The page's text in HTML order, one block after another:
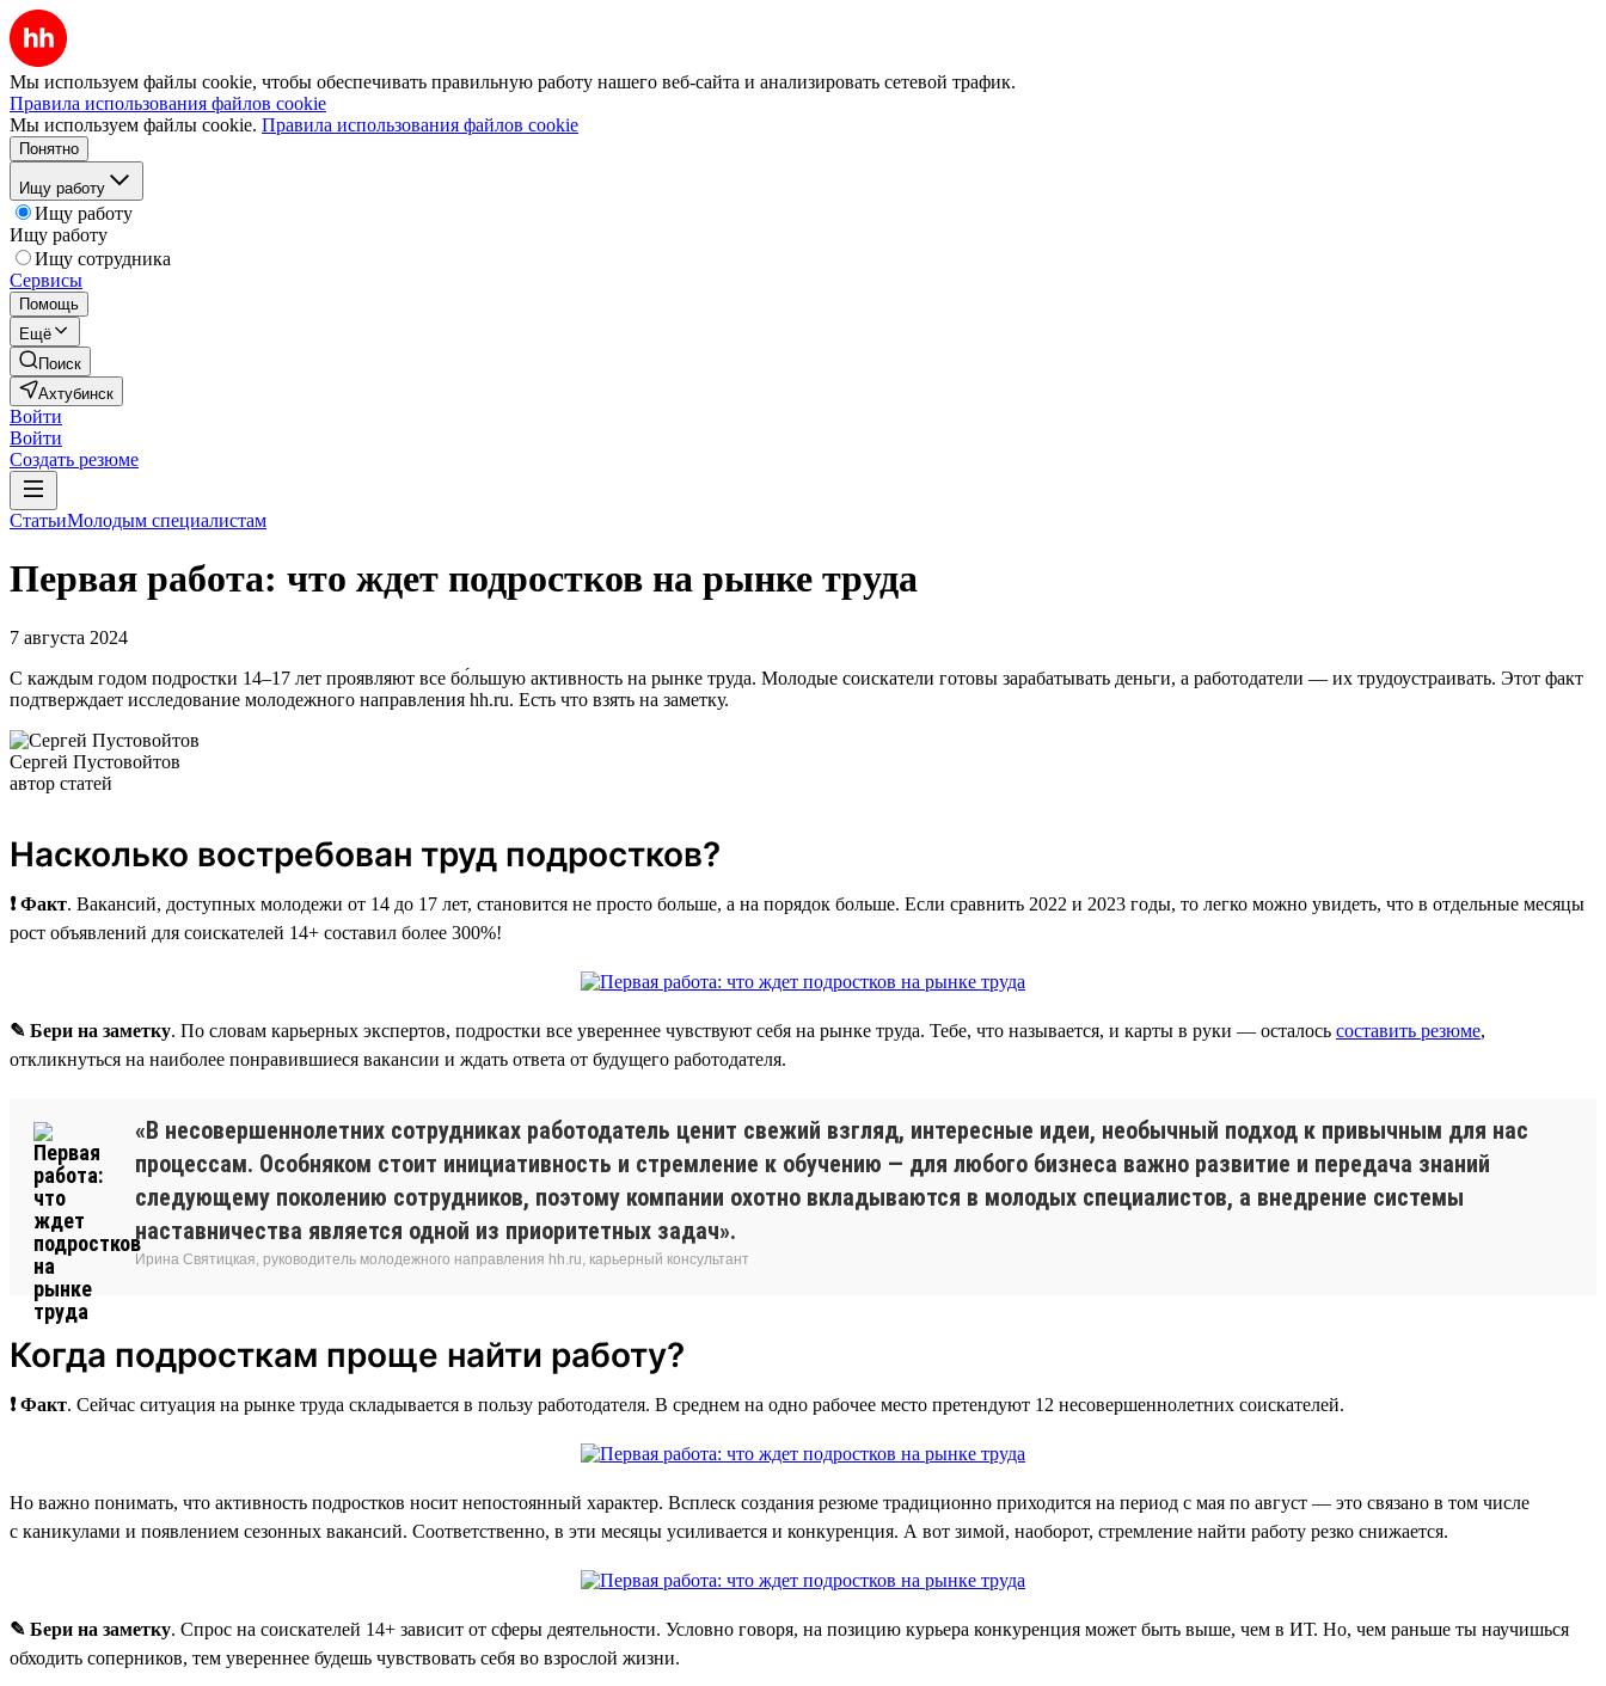
Мы используем файлы cookie, чтобы обеспечивать правильную работу нашего веб-сайта и анализировать сетевой трафик.
Правила использования файлов cookie
Мы используем файлы cookie. Правила использования файлов cookie
Понятно
Ищу работу
Ищу работу
Ищу работу
Ищу сотрудника
Сервисы
Помощь
Ещё
Поиск
Ахтубинск
Войти
Войти
Создать резюме
СтатьиМолодым специалистам
Первая работа: что ждет подростков на рынке труда
7 августа 2024
С каждым годом подростки 14–17 лет проявляют все бо́льшую активность на рынке труда. Молодые соискатели готовы зарабатывать деньги, а работодатели — их трудоустраивать. Этот факт
подтверждает исследование молодежного направления hh.ru. Есть что взять на заметку.
Сергей Пустовойтов
автор статей
Насколько востребован труд подростков?
❗ Факт. Вакансий, доступных молодежи от 14 до 17 лет, становится не просто больше, а на порядок больше. Если сравнить 2022 и 2023 годы, то легко можно увидеть, что в отдельные месяцы
рост объявлений для соискателей 14+ составил более 300%!
✎ Бери на заметку. По словам карьерных экспертов, подростки все увереннее чувствуют себя на рынке труда. Тебе, что называется, и карты в руки — осталось составить резюме,
откликнуться на наиболее понравившиеся вакансии и ждать ответа от будущего работодателя.
«В несовершеннолетних сотрудниках работодатель ценит свежий взгляд, интересные идеи, необычный подход к привычным для нас
процессам. Особняком стоит инициативность и стремление к обучению — для любого бизнеса важно развитие и передача знаний
следующему поколению сотрудников, поэтому компании охотно вкладываются в молодых специалистов, а внедрение системы
наставничества является одной из приоритетных задач».
Ирина Святицкая, руководитель молодежного направления hh.ru, карьерный консультант
Когда подросткам проще найти работу?
❗ Факт. Сейчас ситуация на рынке труда складывается в пользу работодателя. В среднем на одно рабочее место претендуют 12 несовершеннолетних соискателей.
Но важно понимать, что активность подростков носит непостоянный характер. Всплеск создания резюме традиционно приходится на период с мая по август — это связано в том числе
с каникулами и появлением сезонных вакансий. Соответственно, в эти месяцы усиливается и конкуренция. А вот зимой, наоборот, стремление найти работу резко снижается.
✎ Бери на заметку. Спрос на соискателей 14+ зависит от сферы деятельности. Условно говоря, на позицию курьера конкуренция может быть выше, чем в ИТ. Но, чем раньше ты научишься
обходить соперников, тем увереннее будешь чувствовать себя во взрослой жизни.